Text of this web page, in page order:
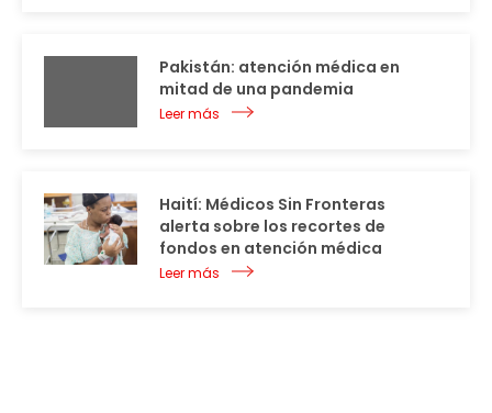
Pakistán: atención médica en
mitad de una pandemia
Leer más
Haití: Médicos Sin Fronteras
alerta sobre los recortes de
fondos en atención médica
Leer más